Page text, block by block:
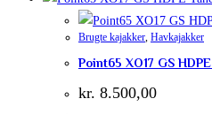
Brugte kajakker Havkajakker
Point65 XO17 GS
kr. 8.500,00